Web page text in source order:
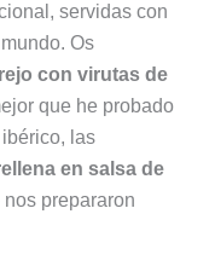
servidas con
Os
con virutas de
que he probado
las
en salsa de
prepararon